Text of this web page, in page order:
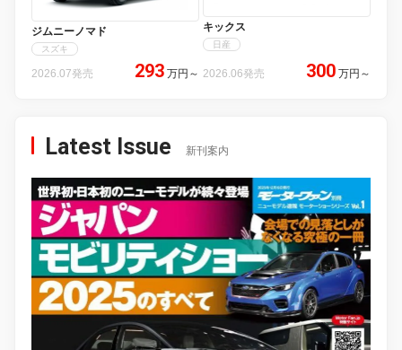
ジムニーノマド
スズキ
2026.07発売 293 万円 ～
キックス
日産
2026.06発売 300 万円 ～
Latest Issue 新刊案内